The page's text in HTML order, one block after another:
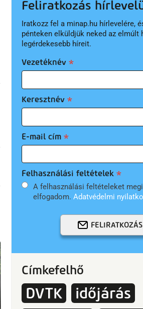
Feliratkozás
Iratkozz fel a minap.hu hírlevelére,
pénteken elküldjük neked az elmúlt
legérdekesebb híreit.
Vezetéknév
Keresztnév
E-mail cím
Felhasználási feltételek
A felhasználási feltételeket
elfogadom. Adatvédelmi
FELIRATKOZÁS
Címkefelhő
DVTK időjárás